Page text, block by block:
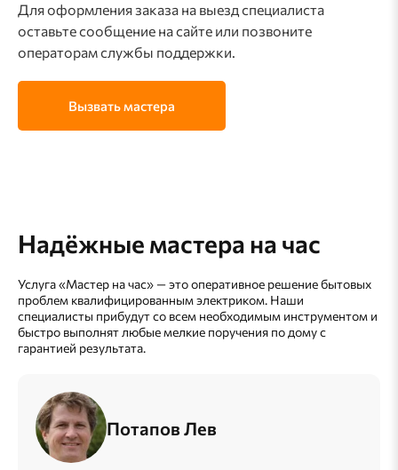
Для оформления заказа на выезд специалиста
оставьте сообщение на сайте или позвоните
операторам службы поддержки.
Вызвать мастера
Надёжные мастера на час
Услуга «Мастер на час» — это оперативное решение бытовых
проблем квалифицированным электриком. Наши
специалисты прибудут со всем необходимым инструментом и
быстро выполнят любые мелкие поручения по дому с
гарантией результата.
Потапов Лев